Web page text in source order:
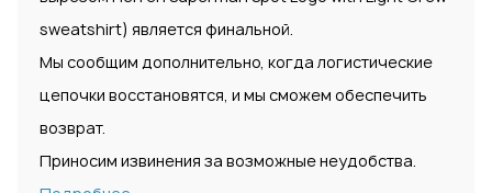
sweatshirt) является финальной.
Мы сообщим дополнительно, когда логистические
цепочки восстановятся, и мы сможем обеспечить
возврат.
Приносим извинения за возможные неудобства.